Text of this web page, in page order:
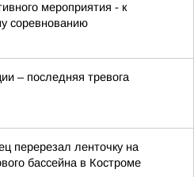
мероприятия - к
соревнованию
– последняя тревога
перерезал ленточку на
бассейна в Костроме